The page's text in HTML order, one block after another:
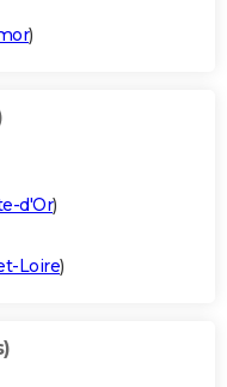
)
d'Or)
Loire)